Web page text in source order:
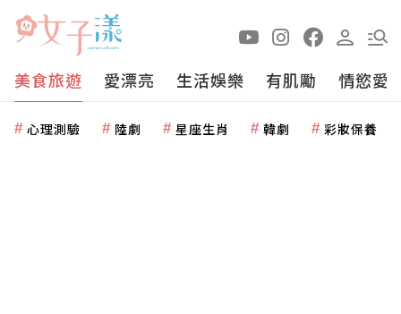
美食旅遊 愛漂亮 生活娛樂 有肌勵 情慾愛
心理測驗 陸劇 星座生肖 韓劇 彩妝保養